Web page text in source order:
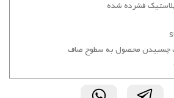
فشرده شده
چسبیدن محصول به سطوح صاف